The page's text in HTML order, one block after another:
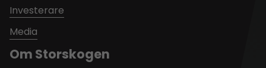
Om Storskogen
Investerare
Media